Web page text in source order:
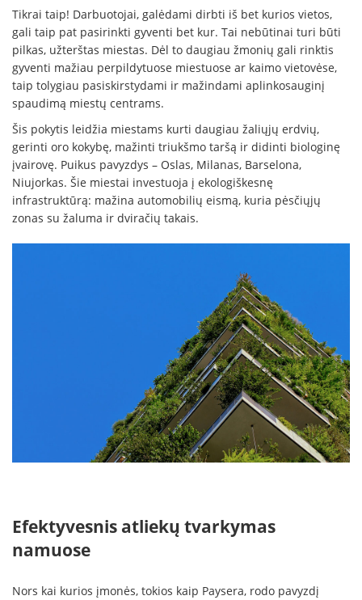
Tikrai taip! Darbuotojai, galėdami dirbti iš bet kurios vietos,
gali taip pat pasirinkti gyventi bet kur. Tai nebūtinai turi būti
pilkas, užterštas miestas. Dėl to daugiau žmonių gali rinktis
gyventi mažiau perpildytuose miestuose ar kaimo vietovėse,
taip tolygiau pasiskirstydami ir mažindami aplinkosauginį
spaudimą miestų centrams.
Šis pokytis leidžia miestams kurti daugiau žaliųjų erdvių,
gerinti oro kokybę, mažinti triukšmo taršą ir didinti biologinę
įvairovę. Puikus pavyzdys – Oslas, Milanas, Barselona,
Niujorkas. Šie miestai investuoja į ekologiškesnę
infrastruktūrą: mažina automobilių eismą, kuria pėsčiųjų
zonas su žaluma ir dviračių takais.
Efektyvesnis atliekų tvarkymas
namuose
Nors kai kurios įmonės, tokios kaip Paysera, rodo pavyzdį